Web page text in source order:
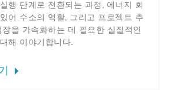
행 단계로 전환되는 과정, 에너지 회
어 수소의 역할, 그리고 프로젝트 추
을 가속화하는 데 필요한 실질적인
해 이야기합니다.